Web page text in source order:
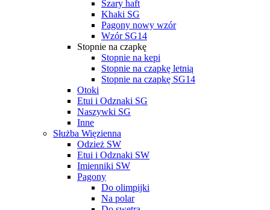
Szary haft
Khaki SG
Pagony nowy wzór
Wzór SG14
Stopnie na czapkę
Stopnie na kepi
Stopnie na czapkę letnią
Stopnie na czapkę SG14
Otoki
Etui i Odznaki SG
Naszywki SG
Inne
Służba Więzienna
Odzież SW
Etui i Odznaki SW
Imienniki SW
Pagony
Do olimpijki
Na polar